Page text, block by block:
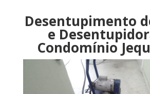
Desentupimento
e
Condomínio